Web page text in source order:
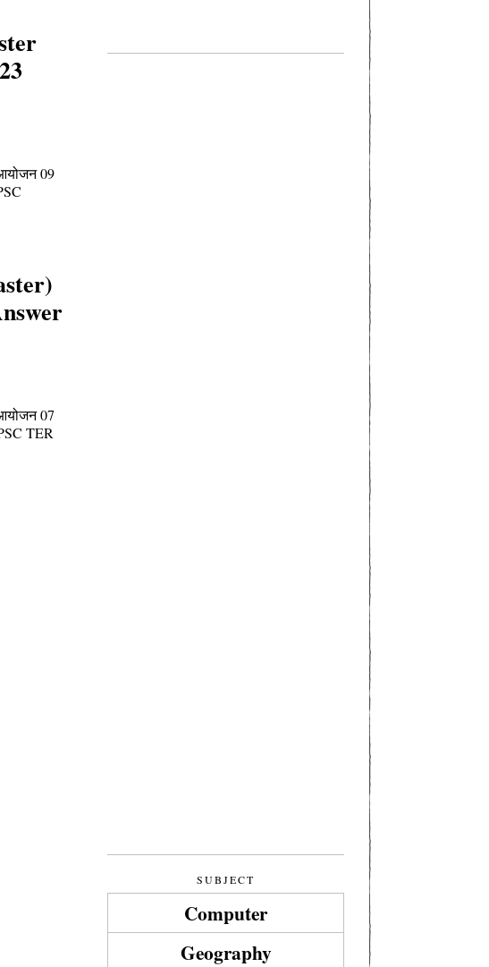
आयोजन 09
आयोजन 07
TER
SUBJECT
Computer
Geography